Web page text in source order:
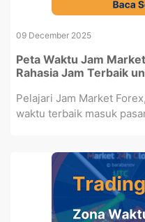
09 December 2025
Peta Waktu Jam
Rahasia Jam Terbaik
Pelajari Jam Market
waktu terbaik masuk